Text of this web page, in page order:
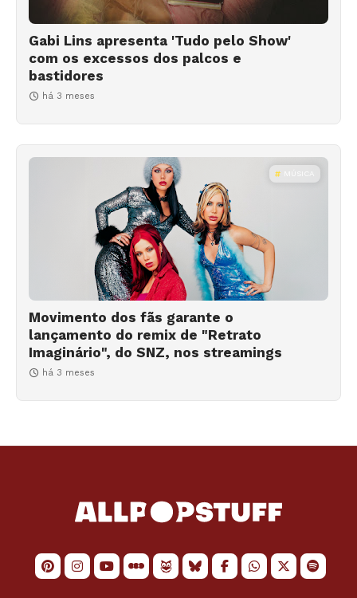
Gabi Lins apresenta 'Tudo pelo Show'
com os excessos dos palcos e
bastidores
há 3 meses
MÚSICA
Movimento dos fãs garante o
lançamento do remix de "Retrato
Imaginário", do SNZ, nos streamings
há 3 meses